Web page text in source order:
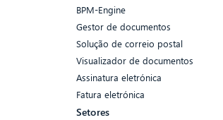
BPM-Engine
Gestor de documentos
Solução de correio postal
Visualizador de documentos
Assinatura eletrónica
Fatura eletrónica
Setores